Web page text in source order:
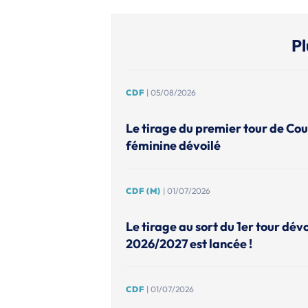
CDF | 05/08/2026
Le tirage du premier tour de
féminine dévoilé
CDF (M) | 01/07/2026
Le tirage au sort du 1er tour
2026/2027 est lancée !
CDF | 01/07/2026